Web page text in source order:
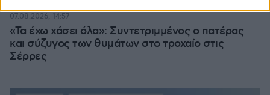
«Τα έχω χάσει όλα»: Συντετριμμένος ο πατέρας
και σύζυγος των θυμάτων στο τροχαίο στις
Σέρρες
07.08.2026, 14:57